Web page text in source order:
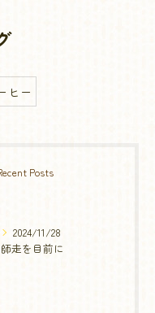
ヒー
Posts
2024/11/28
師走を目前に